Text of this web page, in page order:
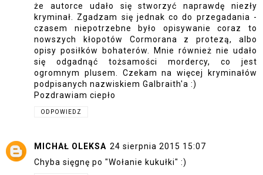
że autorce udało się stworzyć naprawdę niezły
kryminał. Zgadzam się jednak co do przegadania -
czasem niepotrzebne było opisywanie coraz to
nowszych kłopotów Cormorana z protezą, albo
opisy posiłków bohaterów. Mnie również nie udało
się odgadnąć tożsamości mordercy, co jest
ogromnym plusem. Czekam na więcej kryminałów
podpisanych nazwiskiem Galbraith'a :)
Pozdrawiam ciepło
ODPOWIEDZ
MICHAŁ OLEKSA 24 sierpnia 2015 15:07
Chyba sięgnę po "Wołanie kukułki" :)